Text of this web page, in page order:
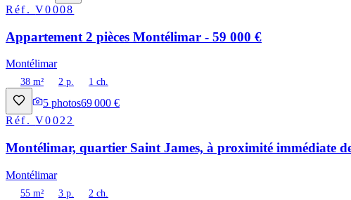
Réf.V0008
Appartement 2 pièces Montélimar - 59 000 €
Montélimar
38 m² 2 p. 1 ch.
5 photos69 000 €
Réf.V0022
Montélimar, quartier Saint James, à proximité immédiate de
Montélimar
55 m² 3 p. 2 ch.